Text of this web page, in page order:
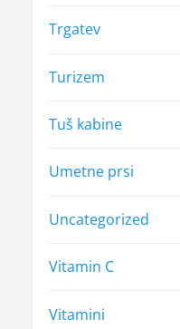
Trgatev
Turizem
Tuš kabine
Umetne prsi
Uncategorized
Vitamin C
Vitamini